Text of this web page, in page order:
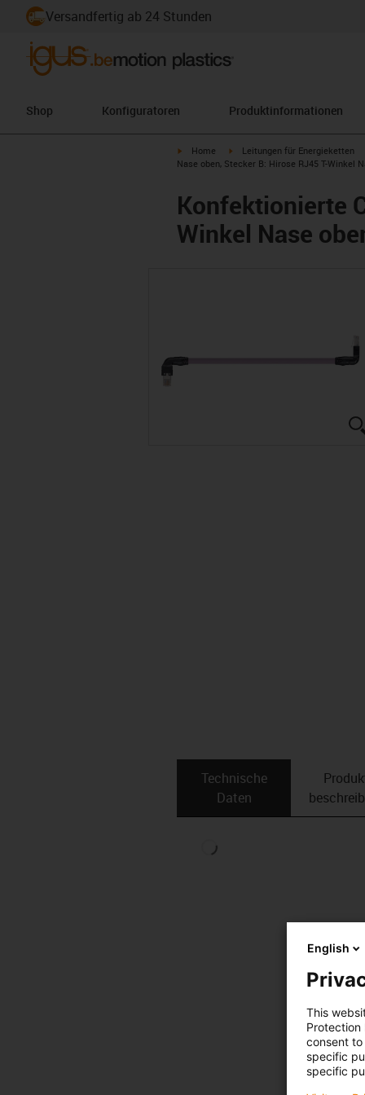
Versandfertig ab 24 Stunden
Shop Konfiguratoren Produktinformationen
igus-icon-arrow-right
Home igus-icon-arrow-right
Leitungen für Energieketten
Nase oben, Stecker B: Hirose RJ45 T-Winkel
Konfektionierte
Winkel Nase
Technische
Daten
English
This
Protection
consent
specific
specific